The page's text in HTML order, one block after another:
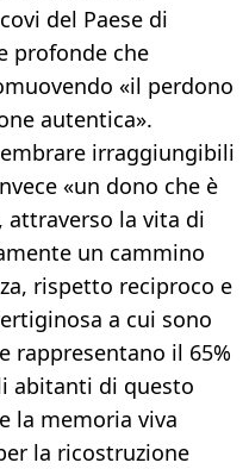
del Paese di
profonde che
«il perdono
autentica».
irraggiungibili
«un dono che è
attraverso la vita di
un cammino
rispetto reciproco e
a cui sono
rappresentano il 65%
abitanti di questo
la memoria viva
la ricostruzione